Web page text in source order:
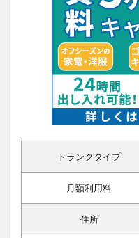
トランクタイプ
月額利用料
住所